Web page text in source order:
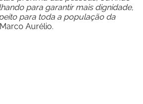
para garantir mais dignidade,
para toda a população da
Marco Aurélio.